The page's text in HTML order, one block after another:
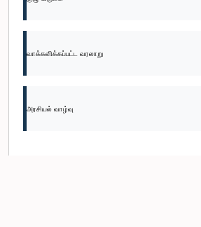
வாக்களிக்கப்பட்ட வரலாறு
அரசியல் வாழ்வு